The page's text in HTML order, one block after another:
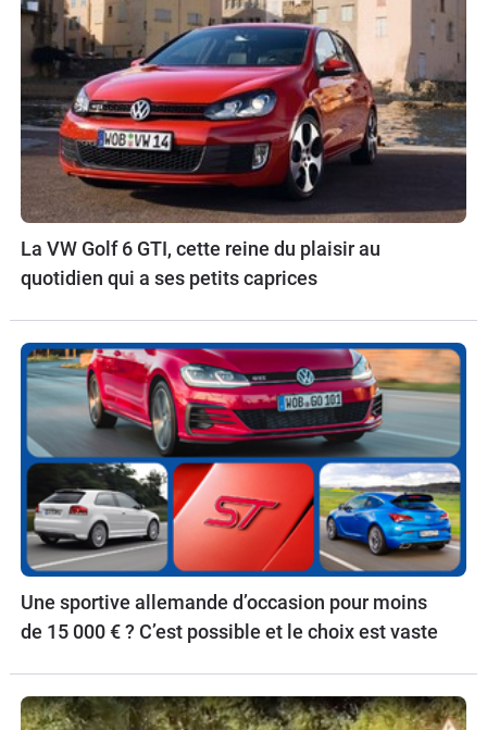
La VW Golf 6 GTI, cette reine du plaisir au
quotidien qui a ses petits caprices
Une sportive allemande d’occasion pour moins
de 15 000 € ? C’est possible et le choix est vaste